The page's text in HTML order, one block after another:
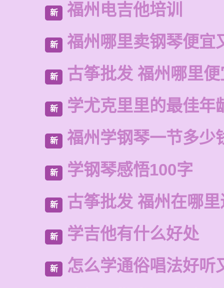
新 福州电吉他培训
新 福州哪里卖钢琴便宜
新 古筝批发 福州哪里
新 学尤克里里的最佳年
新 福州学钢琴一节多少
新 学钢琴感悟100字
新 古筝批发 福州在哪
新 学吉他有什么好处
新 怎么学通俗唱法好听